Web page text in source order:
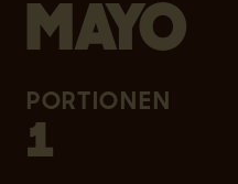
MAYO
PORTIONEN
1